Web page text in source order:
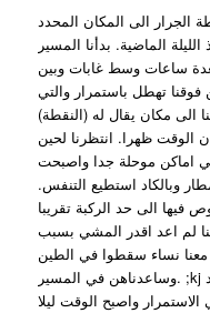
الجرار الى المكان المحدد
الماضية. بدأنا المسير
ساعات وسط غابات وبين
فوقنا تهطل باستمرار والتي
الى مكان يقال له (النقطة)
الوقت ظهرا. انتظرنا لحين
اماكن موحلة جدا واصبحت
وبالكاد استطيع التنفس.
فيها الى حد الركبة تقريبا
لم اعد اقدر المشي بسبب
معنا نساء سقطوا في الطين
وساعدناهن في المسير. ;kj كنت على وشك السقوط لكن احد